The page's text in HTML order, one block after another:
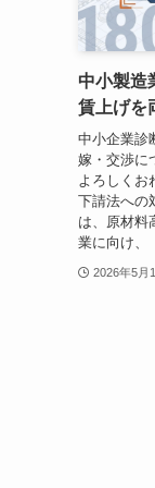
中小製造
賃上げを
中小企業診
嫁・交渉に
よろしくお
下請法へ
は、原材料
業に向け、
2026年5月